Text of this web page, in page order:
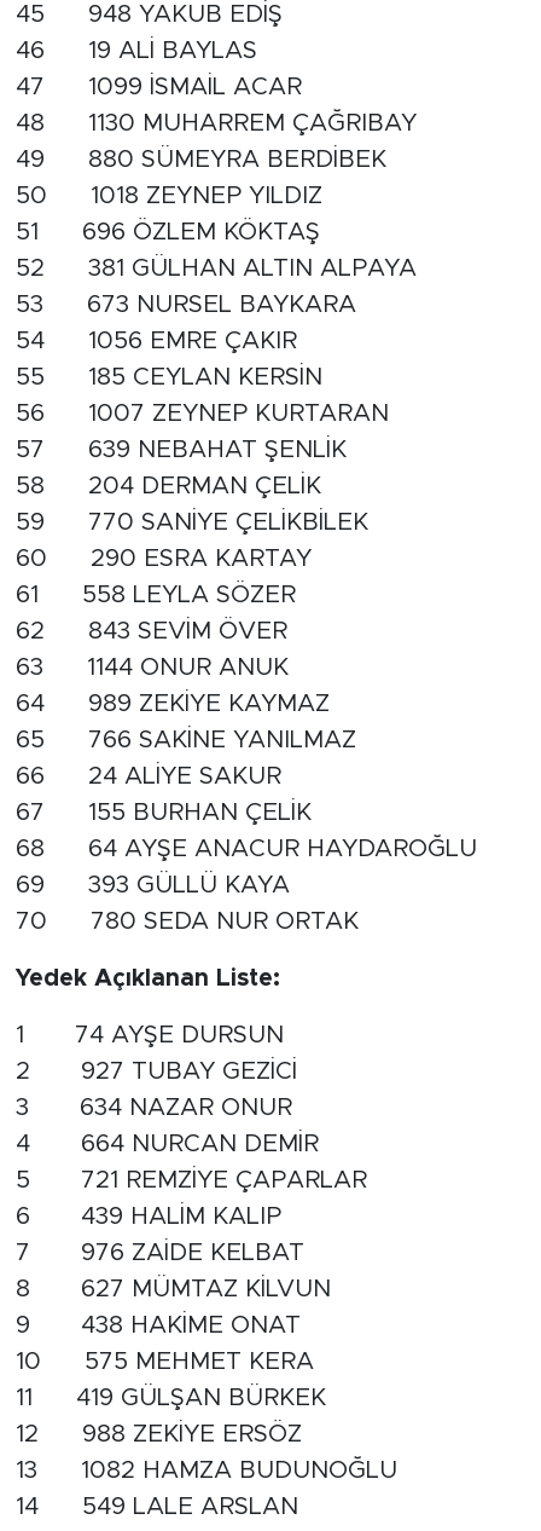
45 948 YAKUB EDİŞ
46 19 ALİ BAYLAS
47 1099 İSMAİL ACAR
48 1130 MUHARREM ÇAĞRIBAY
49 880 SÜMEYRA BERDİBEK
50 1018 ZEYNEP YILDIZ
51 696 ÖZLEM KÖKTAŞ
52 381 GÜLHAN ALTIN ALPAYA
53 673 NURSEL BAYKARA
54 1056 EMRE ÇAKIR
55 185 CEYLAN KERSİN
56 1007 ZEYNEP KURTARAN
57 639 NEBAHAT ŞENLİK
58 204 DERMAN ÇELİK
59 770 SANİYE ÇELİKBİLEK
60 290 ESRA KARTAY
61 558 LEYLA SÖZER
62 843 SEVİM ÖVER
63 1144 ONUR ANUK
64 989 ZEKİYE KAYMAZ
65 766 SAKİNE YANILMAZ
66 24 ALİYE SAKUR
67 155 BURHAN ÇELİK
68 64 AYŞE ANACUR HAYDAROĞLU
69 393 GÜLLÜ KAYA
70 780 SEDA NUR ORTAK
Yedek Açıklanan Liste:
1 74 AYŞE DURSUN
2 927 TUBAY GEZİCİ
3 634 NAZAR ONUR
4 664 NURCAN DEMİR
5 721 REMZİYE ÇAPARLAR
6 439 HALİM KALIP
7 976 ZAİDE KELBAT
8 627 MÜMTAZ KİLVUN
9 438 HAKİME ONAT
10 575 MEHMET KERA
11 419 GÜLŞAN BÜRKEK
12 988 ZEKİYE ERSÖZ
13 1082 HAMZA BUDUNOĞLU
14 549 LALE ARSLAN